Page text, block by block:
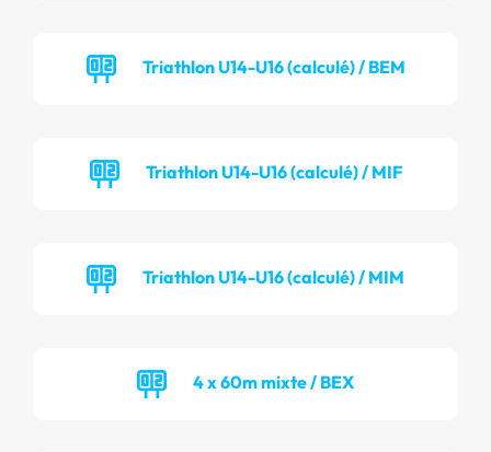
Triathlon U14-U16 (calculé) / BEM
Triathlon U14-U16 (calculé) / MIF
Triathlon U14-U16 (calculé) / MIM
4 x 60m mixte / BEX